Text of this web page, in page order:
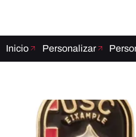
Inicio Personalizar